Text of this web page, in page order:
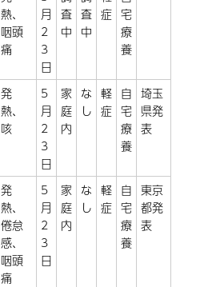
熱、
咽頭
痛
月
2
3
日
査
中
査
中
症 宅
療
養
発
熱、
咳
5
月
2
3
日
家
庭
内
な
し
軽
症
自
宅
療
養
埼玉
県発
表
発
熱、
倦怠
感、
咽頭
痛
5
月
2
3
日
家
庭
内
な
し
軽
症
自
宅
療
養
東京
都発
表